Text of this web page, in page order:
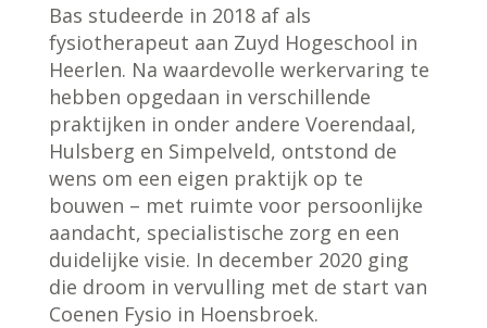
Bas studeerde in 2018 af als
fysiotherapeut aan Zuyd Hogeschool in
Heerlen. Na waardevolle werkervaring te
hebben opgedaan in verschillende
praktijken in onder andere Voerendaal,
Hulsberg en Simpelveld, ontstond de
wens om een eigen praktijk op te
bouwen – met ruimte voor persoonlijke
aandacht, specialistische zorg en een
duidelijke visie. In december 2020 ging
die droom in vervulling met de start van
Coenen Fysio in Hoensbroek.